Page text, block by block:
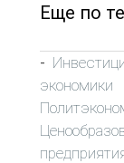
Еще по
-
экономики